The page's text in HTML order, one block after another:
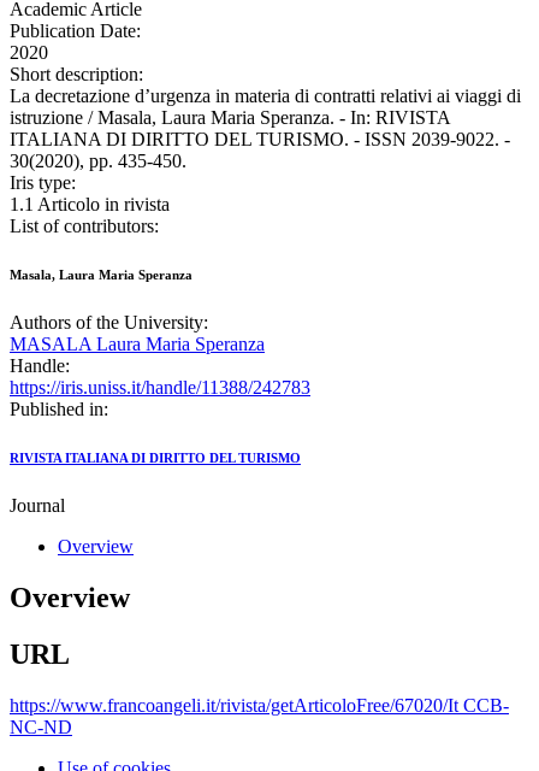
Academic Article
Publication Date:
2020
Short description:
La decretazione d’urgenza in materia di contratti relativi ai viaggi di
istruzione / Masala, Laura Maria Speranza. - In: RIVISTA
ITALIANA DI DIRITTO DEL TURISMO. - ISSN 2039-9022. -
30(2020), pp. 435-450.
Iris type:
1.1 Articolo in rivista
List of contributors:
Masala, Laura Maria Speranza
Authors of the University:
MASALA Laura Maria Speranza
Handle:
https://iris.uniss.it/handle/11388/242783
Published in:
RIVISTA ITALIANA DI DIRITTO DEL TURISMO
Journal
Overview
Overview
URL
https://www.francoangeli.it/rivista/getArticoloFree/67020/It CCB-
NC-ND